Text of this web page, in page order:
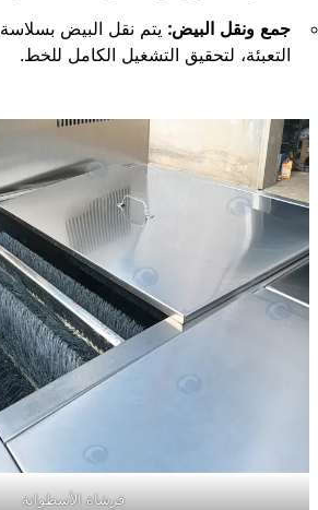
جمع ونقل البيض: يتم نقل البيض
التعبئة، لتحقيق التشغيل الكامل للخط.
فرشاة الأسطوانة